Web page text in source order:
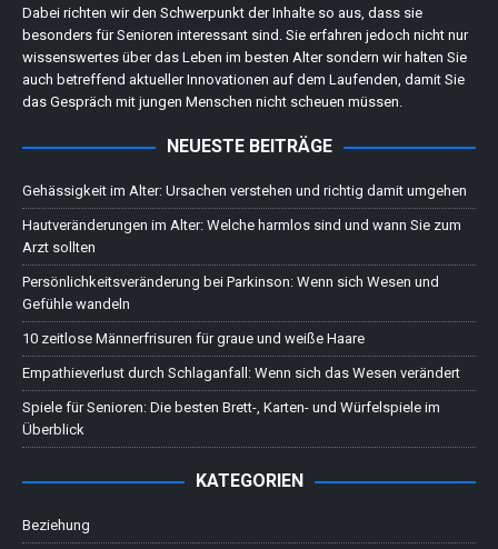
Dabei richten wir den Schwerpunkt der Inhalte so aus, dass sie
besonders für Senioren interessant sind. Sie erfahren jedoch nicht nur
wissenswertes über das Leben im besten Alter sondern wir halten Sie
auch betreffend aktueller Innovationen auf dem Laufenden, damit Sie
das Gespräch mit jungen Menschen nicht scheuen müssen.
NEUESTE BEITRÄGE
Gehässigkeit im Alter: Ursachen verstehen und richtig damit umgehen
Hautveränderungen im Alter: Welche harmlos sind und wann Sie zum
Arzt sollten
Persönlichkeitsveränderung bei Parkinson: Wenn sich Wesen und
Gefühle wandeln
10 zeitlose Männerfrisuren für graue und weiße Haare
Empathieverlust durch Schlaganfall: Wenn sich das Wesen verändert
Spiele für Senioren: Die besten Brett-, Karten- und Würfelspiele im
Überblick
KATEGORIEN
Beziehung